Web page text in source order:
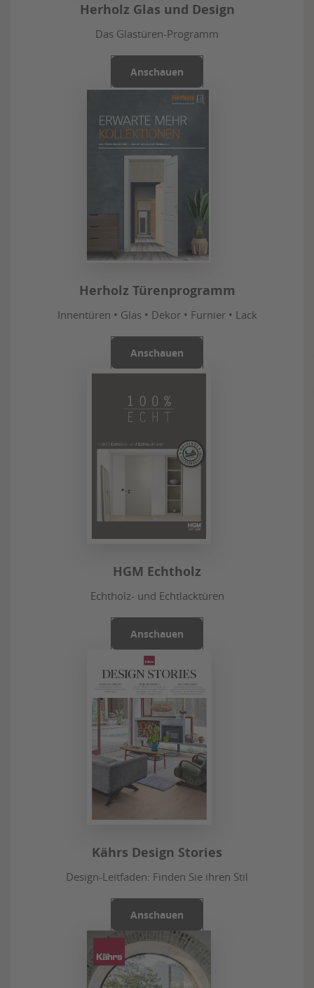
Herholz Glas und Design
Das Glastüren-Programm
Anschauen
Herholz Türenprogramm
Innentüren • Glas • Dekor • Furnier • Lack
Anschauen
HGM Echtholz
Echtholz- und Echtlacktüren
Anschauen
Kährs Design Stories
Design-Leitfaden: Finden Sie ihren Stil
Anschauen